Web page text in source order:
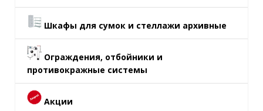
Шкафы для сумок и стеллажи архивные
Ограждения, отбойники и
противокражные системы
Акции